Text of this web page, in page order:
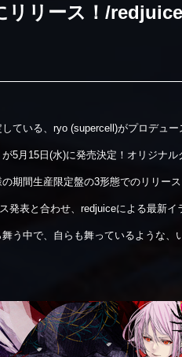
リリース！/
している、ryo (supercell)がプロデュー
5月15日(水)に発売決定！ オリジナル
期間生産限定盤の3形態でのリリー
発表と合わせ、redjuiceによる最新イ
う中で、自らも舞っているような